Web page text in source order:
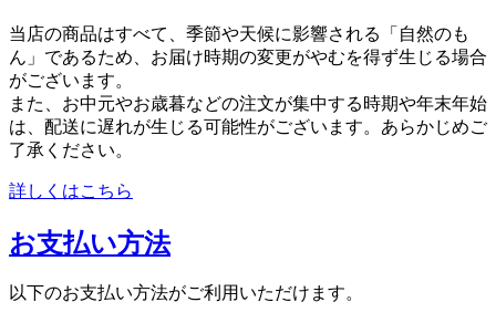
当店の商品はすべて、季節や天候に影響される「自然のも
ん」であるため、お届け時期の変更がやむを得ず生じる場合
がございます。
また、お中元やお歳暮などの注文が集中する時期や年末年始
は、配送に遅れが生じる可能性がございます。あらかじめご
了承ください。
詳しくはこちら
お支払い方法
以下のお支払い方法がご利用いただけます。